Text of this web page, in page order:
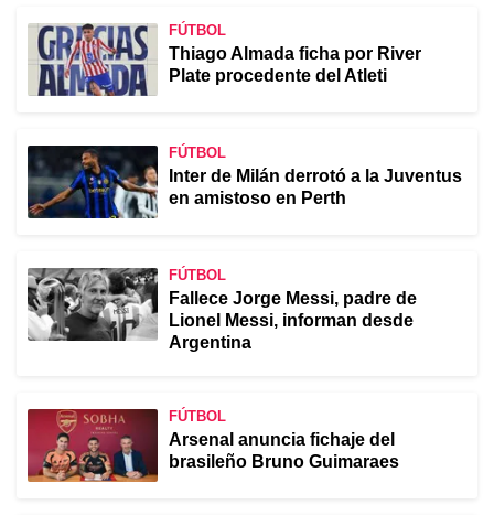
FÚTBOL
Thiago Almada ficha por River
Plate procedente del Atleti
FÚTBOL
Inter de Milán derrotó a la Juventus
en amistoso en Perth
FÚTBOL
Fallece Jorge Messi, padre de
Lionel Messi, informan desde
Argentina
FÚTBOL
Arsenal anuncia fichaje del
brasileño Bruno Guimaraes